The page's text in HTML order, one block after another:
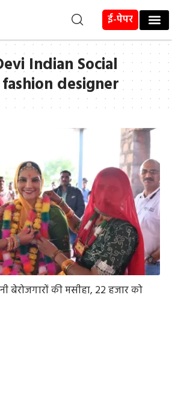
ई-पेपर
Indian Social
designer
बेरोजगारों की मसीहा, 22 हजार को